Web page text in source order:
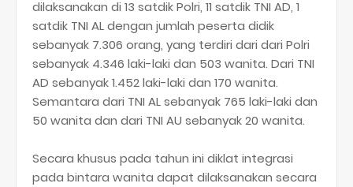
dilaksanakan di 13 satdik Polri, 11 satdik TNI AD, 1
satdik TNI AL dengan jumlah peserta didik
sebanyak 7.306 orang, yang terdiri dari dari Polri
sebanyak 4.346 laki-laki dan 503 wanita. Dari TNI
AD sebanyak 1.452 laki-laki dan 170 wanita.
Semantara dari TNI AL sebanyak 765 laki-laki dan
50 wanita dan dari TNI AU sebanyak 20 wanita.
Secara khusus pada tahun ini diklat integrasi
pada bintara wanita dapat dilaksanakan secara